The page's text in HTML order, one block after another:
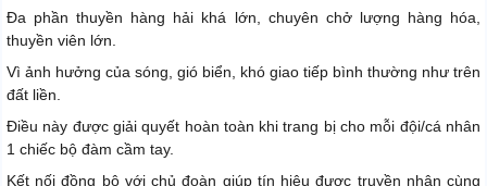
Đa phần thuyền hàng hải khá lớn, chuyên chở lượng hàng hóa,
thuyền viên lớn.
Vì ảnh hưởng của sóng, gió biển, khó giao tiếp bình thường như trên
đất liền.
Điều này được giải quyết hoàn toàn khi trang bị cho mỗi đội/cá nhân
1 chiếc bộ đàm cầm tay.
Kết nối đồng bộ với chủ đoàn giúp tín hiệu được truyền nhận cùng